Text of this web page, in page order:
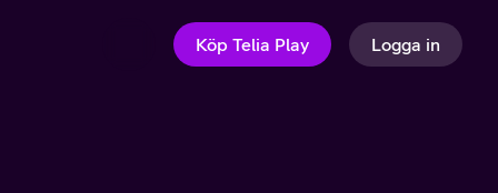
Köp Telia Play Logga in